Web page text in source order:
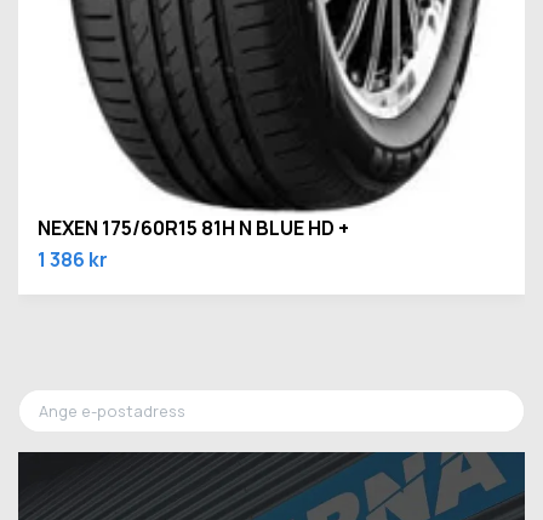
NEXEN 175/60R15 81H N BLUE HD +
1 386 kr